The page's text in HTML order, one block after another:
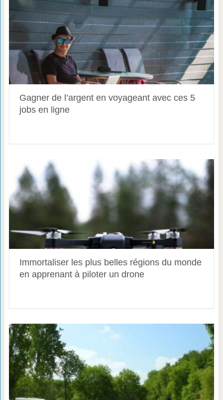
Gagner de l’argent en voyageant avec ces 5
jobs en ligne
Immortaliser les plus belles régions du monde
en apprenant à piloter un drone